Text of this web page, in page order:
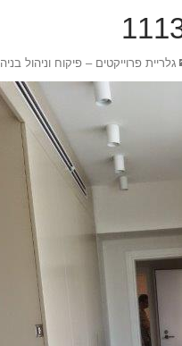
גלריית פרוייקטים – פיקוח וניהול בניה